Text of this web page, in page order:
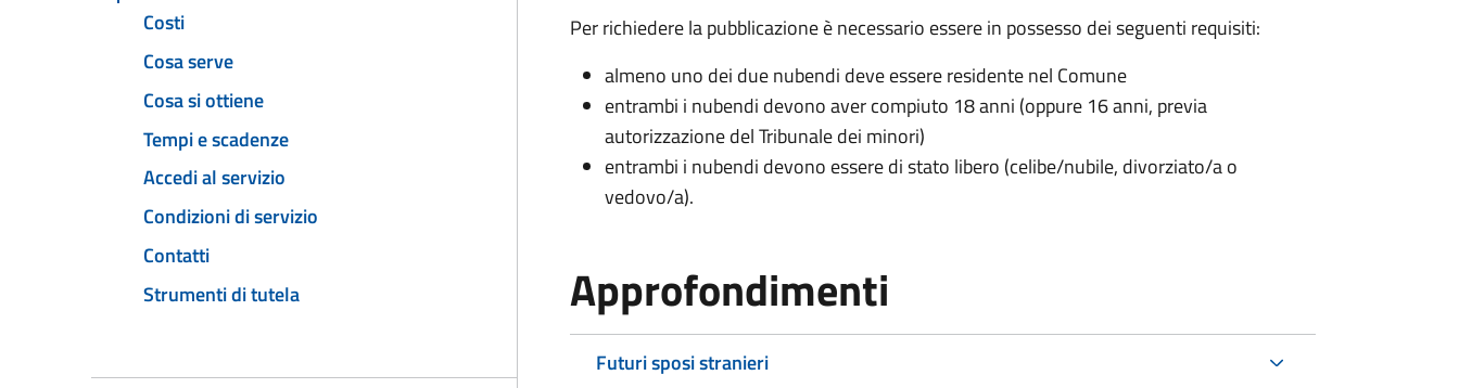
Costi
Cosa serve
Cosa si ottiene
Tempi e scadenze
Accedi al servizio
Condizioni di servizio
Contatti
Strumenti di tutela
Per richiedere la pubblicazione è necessario essere in possesso dei seguenti requisiti:
almeno uno dei due nubendi deve essere residente nel Comune
entrambi i nubendi devono aver compiuto 18 anni (oppure 16 anni, previa
autorizzazione del Tribunale dei minori)
entrambi i nubendi devono essere di stato libero (celibe/nubile, divorziato/a o
vedovo/a).
Approfondimenti
Futuri sposi stranieri